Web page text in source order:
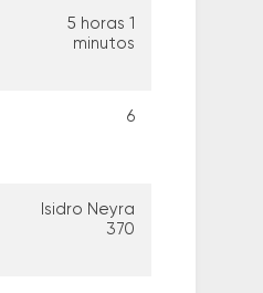
5 horas 1
minutos
6
Isidro Neyra
370